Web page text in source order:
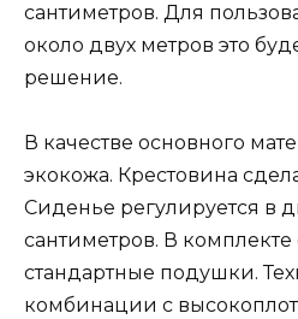
сантиметров. Для
около двух метров это
решение.
В качестве основного
экокожа. Крестовина
Сиденье регулируется в
сантиметров. В комплекте
стандартные подушки.
комбинации с